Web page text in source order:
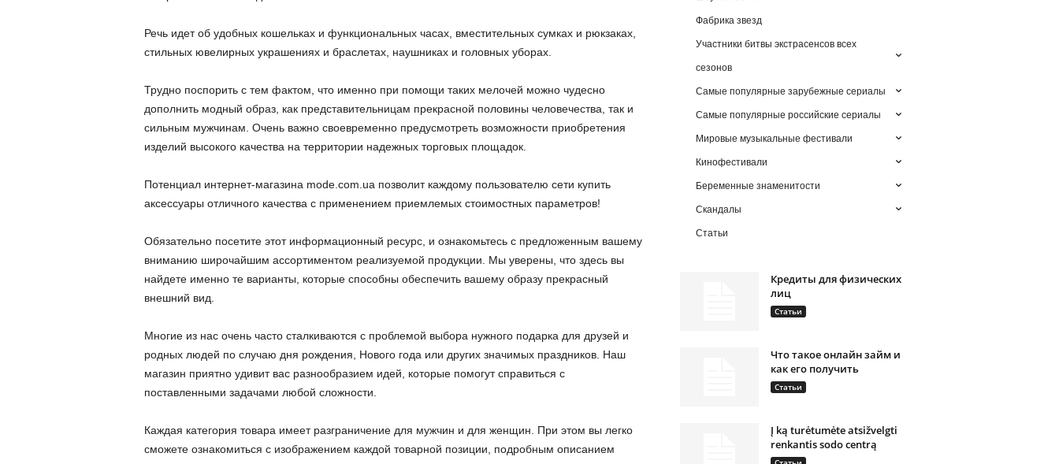
Речь идет об удобных кошельках и функциональных часах, вместительных сумках и рюкзаках,
стильных ювелирных украшениях и браслетах, наушниках и головных уборах.
Трудно поспорить с тем фактом, что именно при помощи таких мелочей можно чудесно
дополнить модный образ, как представительницам прекрасной половины человечества, так и
сильным мужчинам. Очень важно своевременно предусмотреть возможности приобретения
изделий высокого качества на территории надежных торговых площадок.
Потенциал интернет-магазина mode.com.ua позволит каждому пользователю сети купить
аксессуары отличного качества с применением приемлемых стоимостных параметров!
Обязательно посетите этот информационный ресурс, и ознакомьтесь с предложенным вашему
вниманию широчайшим ассортиментом реализуемой продукции. Мы уверены, что здесь вы
найдете именно те варианты, которые способны обеспечить вашему образу прекрасный
внешний вид.
Многие из нас очень часто сталкиваются с проблемой выбора нужного подарка для друзей и
родных людей по случаю дня рождения, Нового года или других значимых праздников. Наш
магазин приятно удивит вас разнообразием идей, которые помогут справиться с
поставленными задачами любой сложности.
Каждая категория товара имеет разграничение для мужчин и для женщин. При этом вы легко
сможете ознакомиться с изображением каждой товарной позиции, подробным описанием
Фабрика звезд
Участники битвы экстрасенсов всех
сезонов
Самые популярные зарубежные сериалы
Самые популярные российские сериалы
Мировые музыкальные фестивали
Кинофестивали
Беременные знаменитости
Скандалы
Статьи
Кредиты для физических
лиц
Статьи
Что такое онлайн займ и
как его получить
Статьи
Į ką turėtumėte atsižvelgti
renkantis sodo centrą